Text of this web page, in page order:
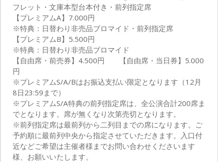
フレット・文庫本型台本付き・前列指定席
【プレミアムA】7.000円
※特典：日替わり非売品ブロマイド・前列指定席
【プレミアムB】5.500円
※特典：日替わり非売品ブロマイド
【自由席・前売券】4.500円 【自由席・当日券】5.000
円
※プレミアムS/A/Bはお振込支払い限定となります（12月
8日23:59まで）
※プレミアムS/A特典の前列指定席は、全公演合計200席ま
でとなります。席が無くなり次第売切となります。
※前列指定席は最前列から二列目までの席になります。ご
予約順に最前列中央から指定させていただきます。入口付
近などご希望は主催者様までお問い合わせくださいます
様、お願いいたします。